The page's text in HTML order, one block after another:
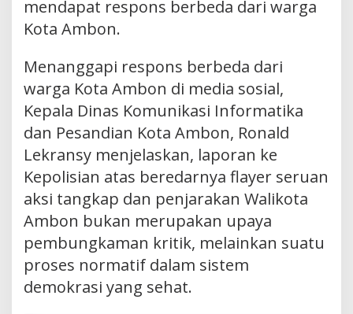
mendapat respons berbeda dari warga
Kota Ambon.
Menanggapi respons berbeda dari
warga Kota Ambon di media sosial,
Kepala Dinas Komunikasi Informatika
dan Pesandian Kota Ambon, Ronald
Lekransy menjelaskan, laporan ke
Kepolisian atas beredarnya flayer seruan
aksi tangkap dan penjarakan Walikota
Ambon bukan merupakan upaya
pembungkaman kritik, melainkan suatu
proses normatif dalam sistem
demokrasi yang sehat.